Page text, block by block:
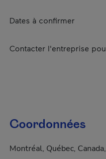
Dates à confirmer
Contacter l'entreprise
Coordonnées
Montréal, Québec,